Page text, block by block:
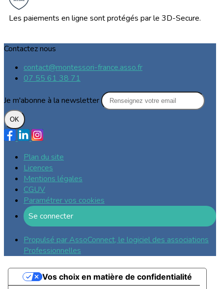
Les paiements en ligne sont protégés par le 3D-Secure.
Contactez nous
contact@montessori-france.asso.fr
07 55 61 38 71
Je m'abonne à la newsletter
OK
Plan du site
Licences
Mentions légales
CGUV
Paramétrer vos cookies
Se connecter
Propulsé par AssoConnect, le logiciel des associations
Professionnelles
Vos choix en matière de confidentialité